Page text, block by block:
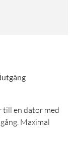
till en dator med
Maximal